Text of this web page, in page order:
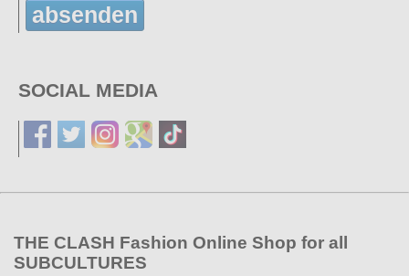
absenden
SOCIAL MEDIA
THE CLASH Fashion Online Shop for all
SUBCULTURES